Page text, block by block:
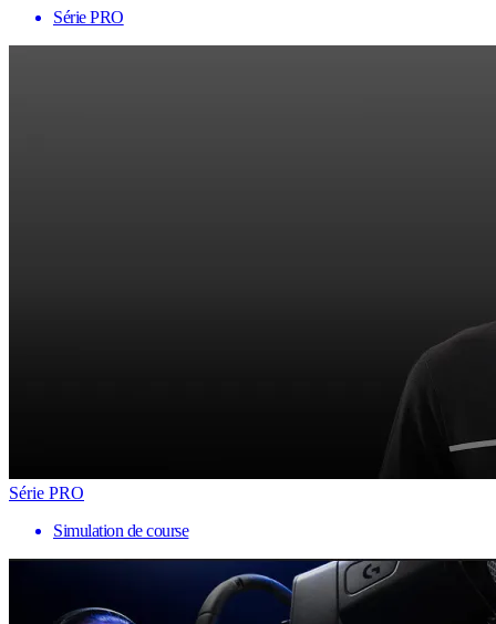
Série PRO
Série PRO
Simulation de course